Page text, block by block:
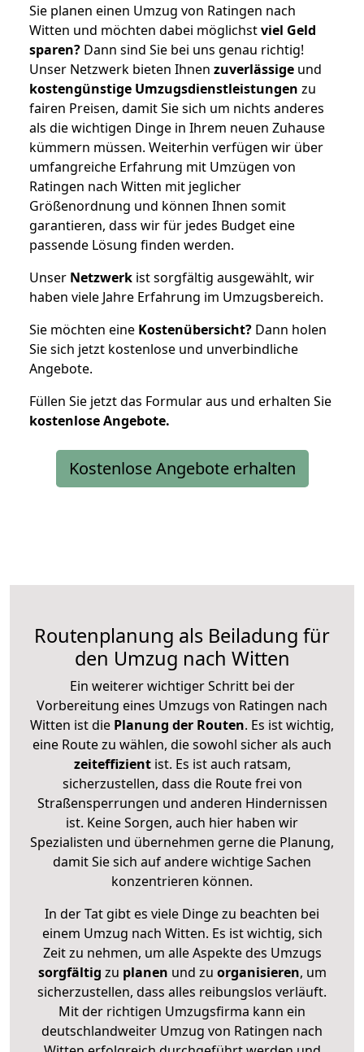
Sie planen einen Umzug von Ratingen nach
Witten und möchten dabei möglichstviel Geld
sparen? Dann sind Sie bei uns genau richtig!
Unser Netzwerk bieten Ihnen zuverlässige und
kostengünstige Umzugsdienstleistungen zu
fairen Preisen, damit Sie sich um nichts anderes
als die wichtigen Dinge in Ihrem neuen Zuhause
kümmern müssen. Weiterhin verfügen wir über
umfangreiche Erfahrung mit Umzügen von
Ratingen nach Witten mit jeglicher
Größenordnung und können Ihnen somit
garantieren, dass wir für jedes Budget eine
passende Lösung finden werden.
Unser Netzwerk ist sorgfältig ausgewählt, wir
haben viele Jahre Erfahrung im Umzugsbereich.
Sie möchten eine Kostenübersicht? Dann holen
Sie sich jetzt kostenlose und unverbindliche
Angebote.
Füllen Sie jetzt das Formular aus und erhalten Sie
kostenloseAngebote.
Kostenlose Angebote erhalten
Routenplanung als Beiladung für
den Umzug nach Witten
Ein weiterer wichtiger Schritt bei der
Vorbereitung eines Umzugs von Ratingen nach
Witten ist die Planung der Routen. Es ist wichtig,
eine Route zu wählen, die sowohl sicher als auch
zeiteffizientist. Es ist auch ratsam,
sicherzustellen, dass die Route frei von
Straßensperrungen und anderen Hindernissen
ist. Keine Sorgen, auch hier haben wir
Spezialisten und übernehmen gerne die Planung,
damit Sie sich auf andere wichtige Sachen
konzentrieren können.
In der Tat gibt es viele Dinge zu beachten bei
einem Umzug nach Witten. Es ist wichtig, sich
Zeit zu nehmen, um alle Aspekte des Umzugs
sorgfältig zu planen und zu organisieren, um
sicherzustellen, dass alles reibungslos verläuft.
Mit der richtigen Umzugsfirma kann ein
deutschlandweiter Umzug von Ratingen nach